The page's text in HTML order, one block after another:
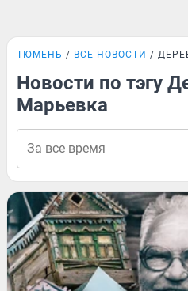
ТЮМЕНЬ ВСЕ НОВОСТИ
Новости по тэгу
Марьевка